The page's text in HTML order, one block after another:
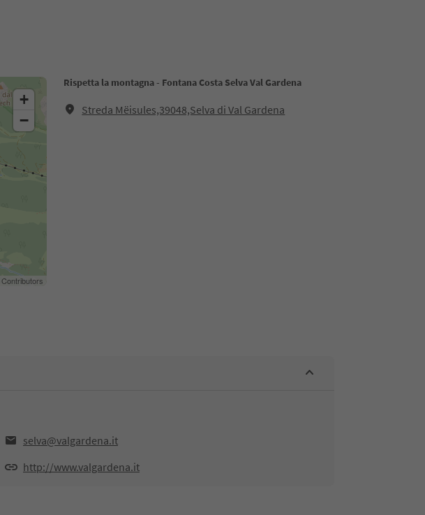
Rispetta la montagna - Fontana Costa Selva Val Gardena
Streda Mëisules,39048,Selva di Val Gardena
+
−
Contributors
selva@valgardena.it
http://www.valgardena.it